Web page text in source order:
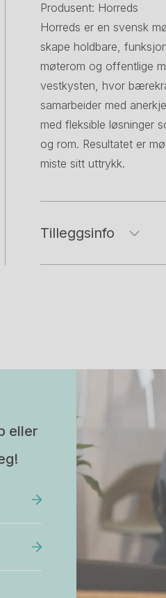
Produsent: Horreds
Horreds er en svensk
skape holdbare,
møterom og offentlige
vestkysten, hvor
samarbeider med
med fleksible løsninger
og rom. Resultatet er
miste sitt uttrykk.
Tilleggsinfo
eller